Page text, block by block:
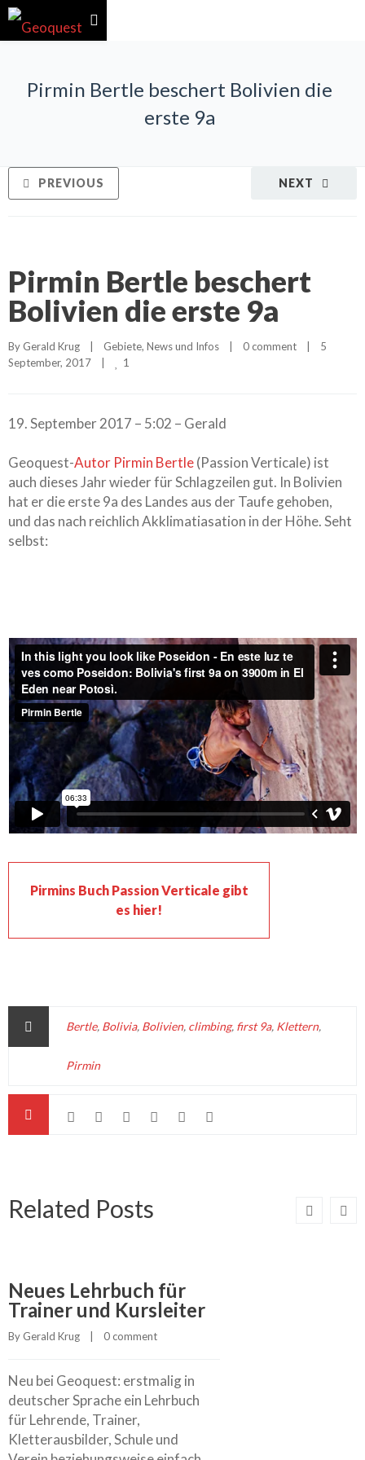
Pirmin Bertle beschert Bolivien die
erste 9a
NEXT
PREVIOUS
Pirmin Bertle beschert
Bolivien die erste 9a
By Gerald Krug Gebiete, News und Infos 0 comment
5
September, 2017
1
19. September 2017 – 5:02 – Gerald
Geoquest-Autor Pirmin Bertle(Passion Verticale) ist
auch dieses Jahr wieder für Schlagzeilen gut. In Bolivien
hat er die erste 9a des Landes aus der Taufe gehoben,
und das nach reichlich Akklimatiasation in der Höhe. Seht
selbst:
Pirmins Buch Passion Verticale gibt
es hier!
Bertle, Bolivia, Bolivien, climbing, first 9a, Klettern,
Pirmin
Related Posts
Neues Lehrbuch für
Trainer und Kursleiter
By Gerald Krug 0 comment
Neu bei Geoquest: erstmalig in
deutscher Sprache ein Lehrbuch
für Lehrende, Trainer,
Kletterausbilder, Schule und